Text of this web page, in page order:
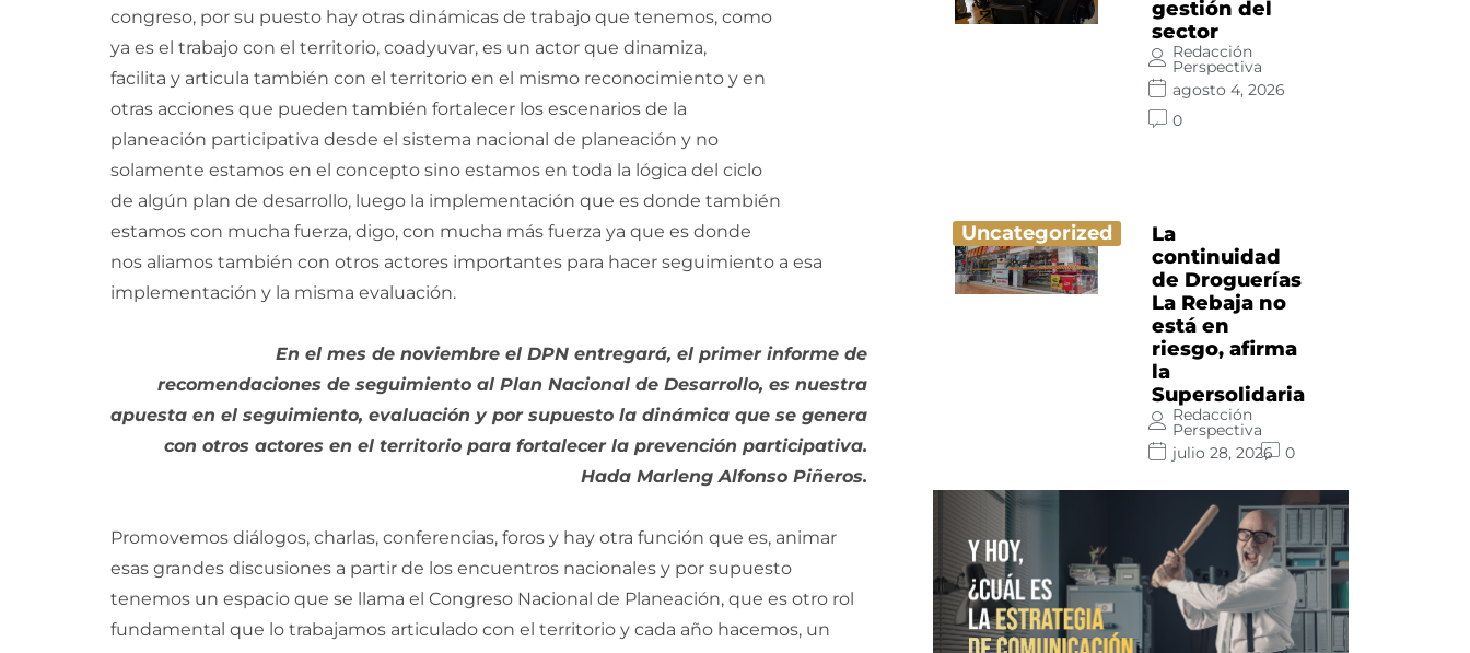
congreso, por su puesto hay otras dinámicas de trabajo que tenemos, como
ya es el trabajo con el territorio, coadyuvar, es un actor que dinamiza,
facilita y articula también con el territorio en el mismo reconocimiento y en
otras acciones que pueden también fortalecer los escenarios de la
planeación participativa desde el sistema nacional de planeación y no
solamente estamos en el concepto sino estamos en toda la lógica del ciclo
de algún plan de desarrollo, luego la implementación que es donde también
estamos con mucha fuerza, digo, con mucha más fuerza ya que es donde
nos aliamos también con otros actores importantes para hacer seguimiento a esa
implementación y la misma evaluación.
En el mes de noviembre el DPN entregará, el primer informe de
recomendaciones de seguimiento al Plan Nacional de Desarrollo, es nuestra
apuesta en el seguimiento, evaluación y por supuesto la dinámica que se genera
con otros actores en el territorio para fortalecer la prevención participativa.
Hada Marleng Alfonso Piñeros.
Promovemos diálogos, charlas, conferencias, foros y hay otra función que es, animar
esas grandes discusiones a partir de los encuentros nacionales y por supuesto
tenemos un espacio que se llama el Congreso Nacional de Planeación, que es otro rol
fundamental que lo trabajamos articulado con el territorio y cada año hacemos, un
gestión del
sector
Redacción
Perspectiva
agosto 4, 2026
0
Uncategorized
La
continuidad
de Droguerías
La Rebaja no
está en
riesgo, afirma
la
Supersolidaria
Redacción
Perspectiva
julio 28, 2026
0